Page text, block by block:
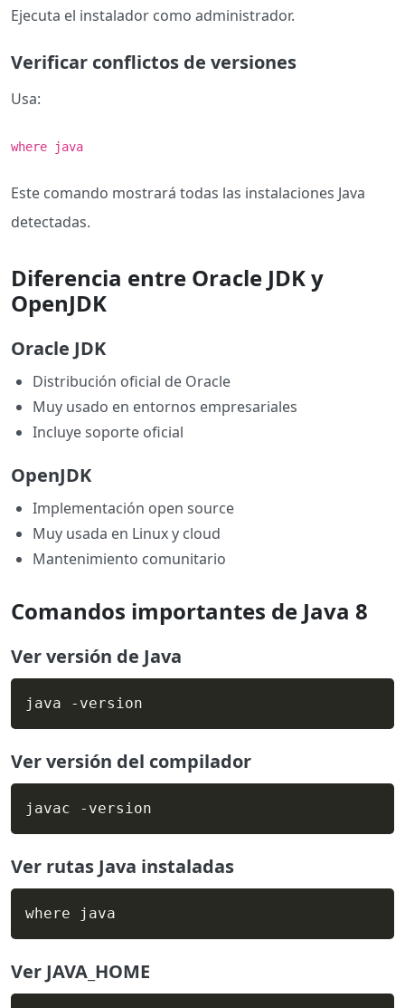
Ejecuta el instalador como administrador.
Verificar conflictos de versiones
Usa:
where java
Este comando mostrará todas las instalaciones Java
detectadas.
Diferencia entre Oracle JDK y
OpenJDK
Oracle JDK
Distribución oficial de Oracle
Muy usado en entornos empresariales
Incluye soporte oficial
OpenJDK
Implementación open source
Muy usada en Linux y cloud
Mantenimiento comunitario
Comandos importantes de Java 8
Ver versión de Java
java -version
Ver versión del compilador
javac -version
Ver rutas Java instaladas
where java
Ver JAVA_HOME